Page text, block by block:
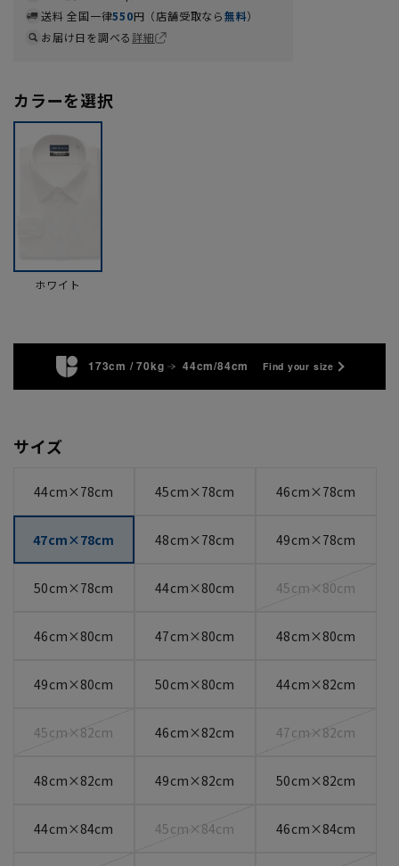
送料 全国一律550円（店舗受取なら無料）
お届け日を調べる詳細
カラーを選択
ホワイト
173cm / 70kg 44cm/84cm Find your size
サイズ
44cm×78cm 45cm×78cm 46cm×78cm
47cm×78cm 48cm×78cm 49cm×78cm
50cm×78cm 44cm×80cm 45cm×80cm
46cm×80cm 47cm×80cm 48cm×80cm
49cm×80cm 50cm×80cm 44cm×82cm
45cm×82cm 46cm×82cm 47cm×82cm
48cm×82cm 49cm×82cm 50cm×82cm
44cm×84cm 45cm×84cm 46cm×84cm